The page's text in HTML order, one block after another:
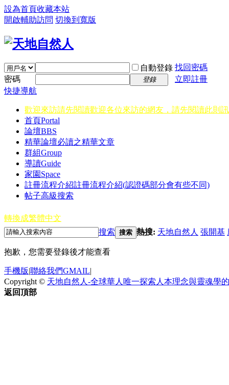
設為首頁收藏本站
開啟輔助訪問 切換到寬版
自動登錄 找回密碼
密碼
登錄
立即註冊
快捷導航
歡迎來訪請先閱讀歡迎各位來訪的網友，請先閱讀此則
首頁Portal
論壇BBS
精華論壇必讀之精華文章
群組Group
導讀Guide
家園 Space
註冊流程介紹註冊流程介紹(認證碼部分會有些不同)
帖子高級搜索
轉換成繁體中文
搜索 搜索 熱搜: 天地自然人 張開基
抱歉，您需要登錄後才能查看
手機版|聯絡我們GMAIL|
Copyright © 天地自然人-全球華人唯一探索人本理念與靈魂學
返回頂部